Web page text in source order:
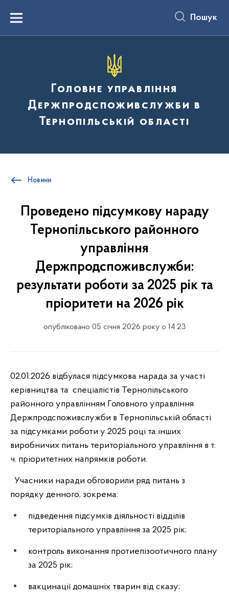
вмістуMenu Пошук
Головне управління
Держпродспоживслужби в
Тернопільській області
Новини
Проведено підсумкову нараду
Тернопільського районного
управління
Держпродспоживслужби:
результати роботи за 2025 рік та
пріоритети на 2026 рік
опубліковано 05 січня 2026 року о 14:23
02.01.2026 відбулася підсумкова нарада за участі
керівництва та спеціалістів Тернопільського
районного управлінням Головного управління
Держпродспоживслужби в Тернопільській області
за підсумками роботи у 2025 році та інших
виробничих питань територіального управління в т.
ч. пріоритетних напрямків роботи.
Учасники наради обговорили ряд питань з
порядку денного, зокрема:
підведення підсумків діяльності відділів
територіального управління за 2025 рік;
контроль виконання протиепізоотичного плану
за 2025 рік;
вакцинації домашніх тварин від сказу;